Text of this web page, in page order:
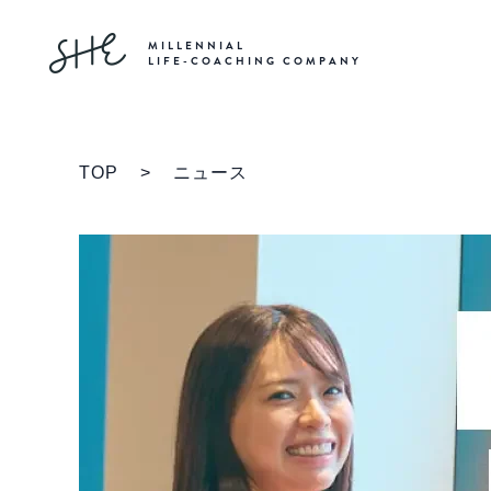
MILLENNIAL
LIFE-COACHING COMPANY
TOP > ニュース